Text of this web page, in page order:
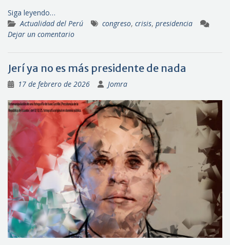
Siga leyendo…
Actualidad del Perú
congreso, crisis, presidencia
Dejar un comentario
Jerí ya no es más presidente de nada
17 de febrero de 2026 Jomra